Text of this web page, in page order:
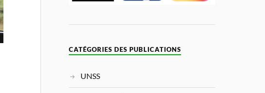
CATÉGORIES DES PUBLICATIONS
UNSS